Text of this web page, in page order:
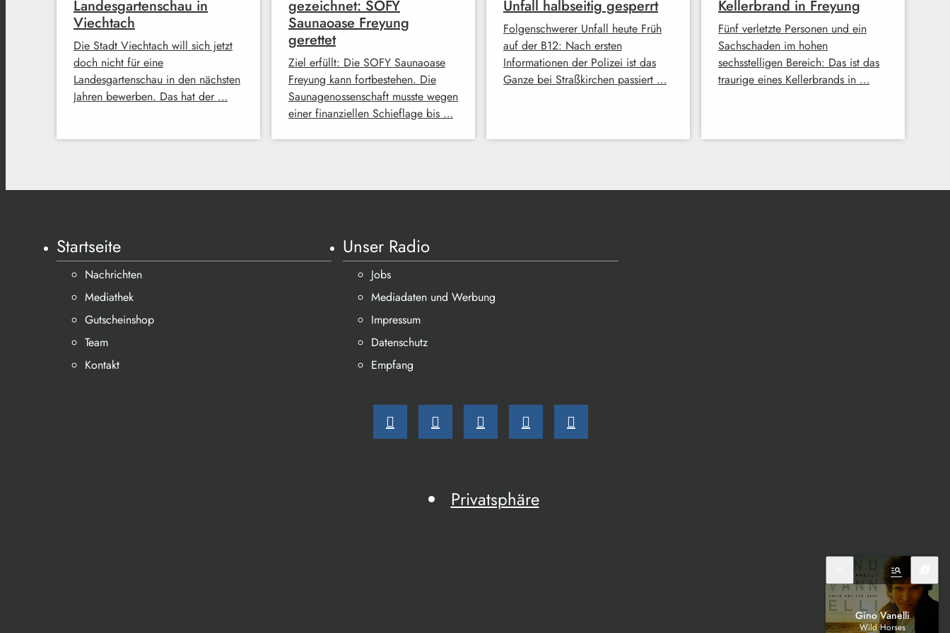
Landesgartenschau in
Viechtach
Die Stadt Viechtach will sich jetzt
doch nicht für eine
Landesgartenschau in den nächsten
Jahren bewerben. Das hat der …
gezeichnet: SOFY
Saunaoase Freyung
gerettet
Ziel erfüllt: Die SOFY Saunaoase
Freyung kann fortbestehen. Die
Saunagenossenschaft musste wegen
einer finanziellen Schieflage bis …
Unfall halbseitig gesperrt
Folgenschwerer Unfall heute Früh
auf der B12: Nach ersten
Informationen der Polizei ist das
Ganze bei Straßkirchen passiert …
Kellerbrand in Freyung
Fünf verletzte Personen und ein
Sachschaden im hohen
sechsstelligen Bereich: Das ist das
traurige eines Kellerbrands in …
Startseite
Nachrichten
Mediathek
Gutscheinshop
Team
Kontakt
Unser Radio
Jobs
Mediadaten und Werbung
Impressum
Datenschutz
Empfang
Privatsphäre
manage_search
Gino Vanelli
Wild Horses